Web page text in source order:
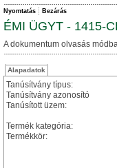
Nyomtatás Bezárás
ÉMI ÜGYT - 1415-
A dokumentum olvasás
Alapadatok
Tanúsítvány típus:
Tanúsítvány azonosító
Tanúsított üzem:
Termék kategória:
Termékkör: